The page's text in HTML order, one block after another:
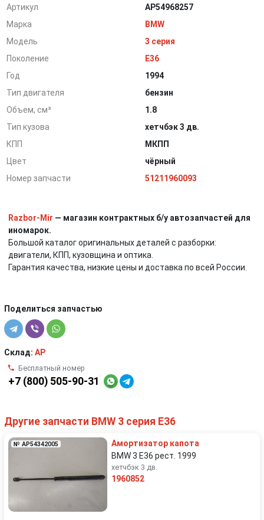
Артикул
AP54968257
Марка
BMW
Модель
3 серия
Поколение
E36
Год
1994
Тип двигателя
бензин
Объем, см³
1.8
Тип кузова
хетчбэк 3 дв.
КПП
МКПП
Цвет
чёрный
Номер запчасти
51211960093
Razbor-Mir — магазин контрактных б/у автозапчастей для
иномарок.
Большой каталог оригинальных деталей с разборки:
двигатели, КПП, кузовщина и оптика.
Гарантия качества, низкие цены и доставка по всей России.
Поделиться запчастью
Склад: AP
Бесплатный номер
+7 (800) 505-90-31
Другие запчасти BMW 3 серия E36
№ AP54342005
Амортизатор капота
BMW 3 E36 рест. 1999
хетчбэк 3 дв.
1960852